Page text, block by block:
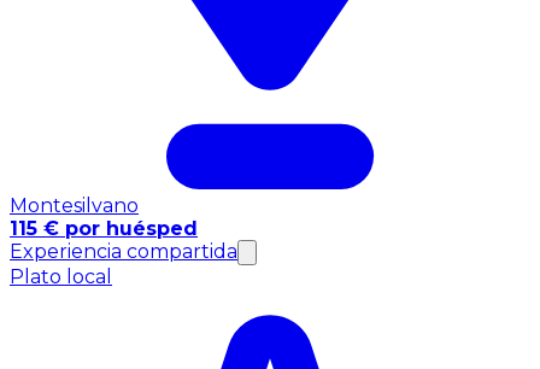
Montesilvano
115 € por huésped
Experiencia compartida
Plato local